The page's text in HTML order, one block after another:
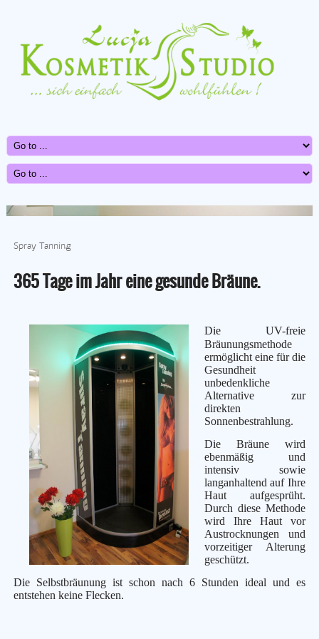
Spray Tanning
365 Tage im Jahr eine gesunde Bräune.
Die UV-freie
Bräunungsmethode
ermöglicht eine für die
Gesundheit
unbedenkliche
Alternative zur
direkten
Sonnenbestrahlung.
Die Bräune wird
ebenmäßig und
intensiv sowie
langanhaltend auf Ihre
Haut aufgesprüht.
Durch diese Methode
wird Ihre Haut vor
Austrocknungen und
vorzeitiger Alterung
geschützt.
Die Selbstbräunung ist schon nach 6 Stunden ideal und es
entstehen keine Flecken.